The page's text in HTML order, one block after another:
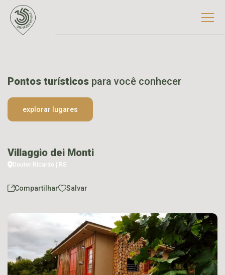
Pontos turísticos para você conhecer
explorar lugares
Villaggio dei Monti
Doutor Ricardo | RS
Compartilhar Salvar